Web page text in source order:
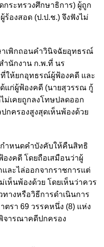
ระทรวงศึกษาธิการ) ผู้ถูก
องสอด (ป.ป.ช.) จึงฟังไม่
เพิกถอนคำวินิจฉัยอุทธรณ์
ำนักงาน ก.พ.ที่ นร
ที่ให้ยกอุทธรณ์ผู้ฟ้องคดี และ
แก่ผู้ฟ้องคดี (นายสุวรรณ กู้
ม่เคยถูกลงโทษปลดออก
กครองสูงสุดเห็นพ้องด้วย
ำหนดคำบังคับให้คืนสิทธิ
งคดี โดยถือเสมือนว่าผู้
ละไล่ออกจากราชการแต่
เห็นพ้องด้วย โดยเห็นว่าควร
างหรือวิธีการดำเนินการ
รา 69 วรรคหนึ่ง (8) แห่ง
จารณาคดีปกครอง